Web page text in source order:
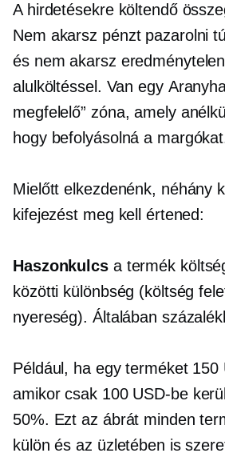
A hirdetésekre költendő
Nem akarsz pénzt pazarolni
és nem akarsz
alulköltéssel. Van egy
megfelelő” zóna, amely
hogy befolyásolná a
Mielőtt elkezdenénk, néhány
kifejezést meg kell értened:
Haszonkulcsa termék
közötti különbség (költség
nyereség). Általában
Például, ha egy terméket 150
amikor csak 100 USD-be
50%. Ezt az ábrát minden
külön és az üzletében is